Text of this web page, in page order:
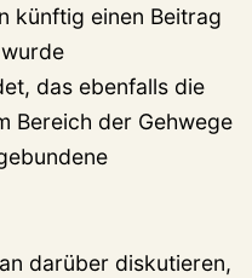
künftig einen Beitrag
das ebenfalls die
Bereich der Gehwege
darüber diskutieren,